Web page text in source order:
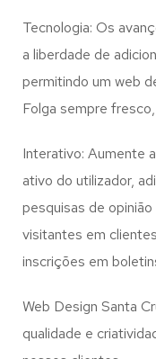
Tecnologia: Os
a liberdade de
permitindo um web
Folga sempre
Interativo: Aumente
ativo do utilizador,
pesquisas de
visitantes em
inscrições em
Web Design Santa
qualidade e